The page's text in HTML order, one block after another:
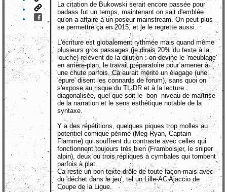
La citation de Bukowski serait encore passée pour
badass fut un temps, maintenant on sait d'emblée
qu'on a affaire à un poseur mainstream. On peut plus
se permettre ça en 2015, et je le regrette aussi.
L'écriture est globalement rythmée mais quand même
plusieurs gros passages (je dirais 20% du texte à la
louche) relèvent de la dilution : on devine le 'meublage'
en arrière-plan, le travail préparatoire pour amener à
une chute parfois. Ca aurait mérité un élagage (une
'épure' disent les connards de forum), sans quoi on
s'expose au risque du TL;DR et à la lecture
diagonalisée, quel que soit le -bon- niveau de maîtrise
de la narration et le sens esthétique notable de la
syntaxe.
Y a des répétitions, quelques piques trop molles au
potentiel comique périmé (Meg Ryan, Captain
Flamme) qui souffrent du contraste avec celles qui
fonctionnent toujours très bien (Framboisier, le sniper
alpin), deux ou trois répliques à cymbales qui tombent
parfois à plat.
Ca reste un bon texte drôle de toute façon mais avec
du 'déchet dans le jeu', tel un Lille-AC Ajaccio de
Coupe de la Ligue.